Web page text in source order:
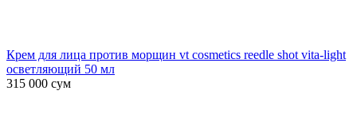
Крем для лица против морщин vt cosmetics reedle shot vita-light
осветляющий 50 мл
315 000 сум